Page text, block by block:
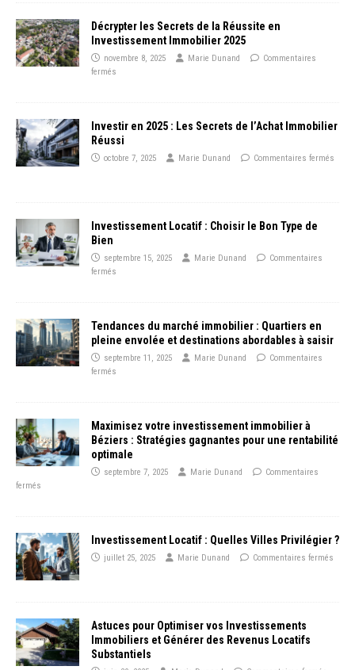
Décrypter les Secrets de la Réussite en
Investissement Immobilier 2025
novembre 8, 2025 Marie Dunand
Commentaires
fermés
Investir en 2025 : Les Secrets de l’Achat Immobilier
Réussi
octobre 7, 2025 Marie Dunand Commentaires fermés
Investissement Locatif : Choisir le Bon Type de
Bien
septembre 15, 2025 Marie Dunand
Commentaires
fermés
Tendances du marché immobilier : Quartiers en
pleine envolée et destinations abordables à saisir
septembre 11, 2025 Marie Dunand
Commentaires
fermés
Maximisez votre investissement immobilier à
Béziers : Stratégies gagnantes pour une rentabilité
optimale
septembre 7, 2025 Marie Dunand
Commentaires
fermés
Investissement Locatif : Quelles Villes Privilégier ?
juillet 25, 2025 Marie Dunand Commentaires fermés
Astuces pour Optimiser vos Investissements
Immobiliers et Générer des Revenus Locatifs
Substantiels